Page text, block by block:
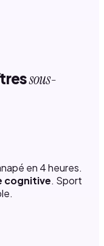
sous-
en 4 heures.
cognitive. Sport